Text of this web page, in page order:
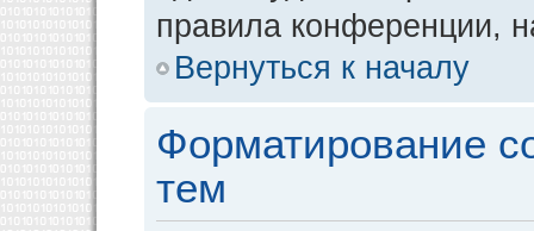
правила конференции,
Вернуться к началу
Форматирование
тем